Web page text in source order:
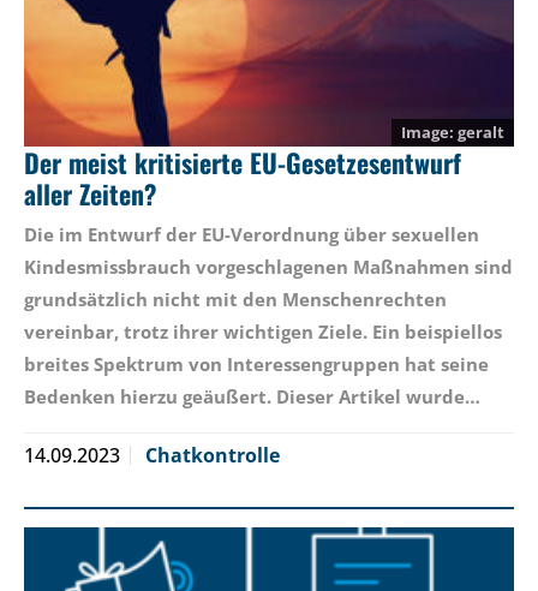
geralt
Der meist kritisierte EU-Gesetzesentwurf
aller Zeiten?
Die im Entwurf der EU-Verordnung über sexuellen
Kindesmissbrauch vorgeschlagenen Maßnahmen sind
grundsätzlich nicht mit den Menschenrechten
vereinbar, trotz ihrer wichtigen Ziele. Ein beispiellos
breites Spektrum von Interessengruppen hat seine
Bedenken hierzu geäußert. Dieser Artikel wurde…
14.09.2023 Chatkontrolle